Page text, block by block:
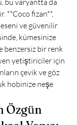
bu varyantta da
**Coco fizan**,
ve güvenilir
kümesinize
benzersiz bir renk
yetiştiriciler için
çevik ve göz
hobinize neşe
Özgün